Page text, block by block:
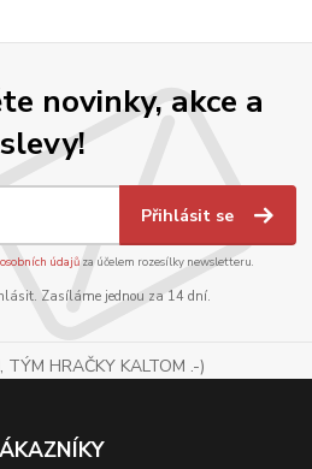
novinky, akce a
slevy!
Přihlásit se
údajůza účelem rozesílky newsletteru.
Zasíláme jednou za 14 dní.
TÝM HRAČKY KALTOM .-)